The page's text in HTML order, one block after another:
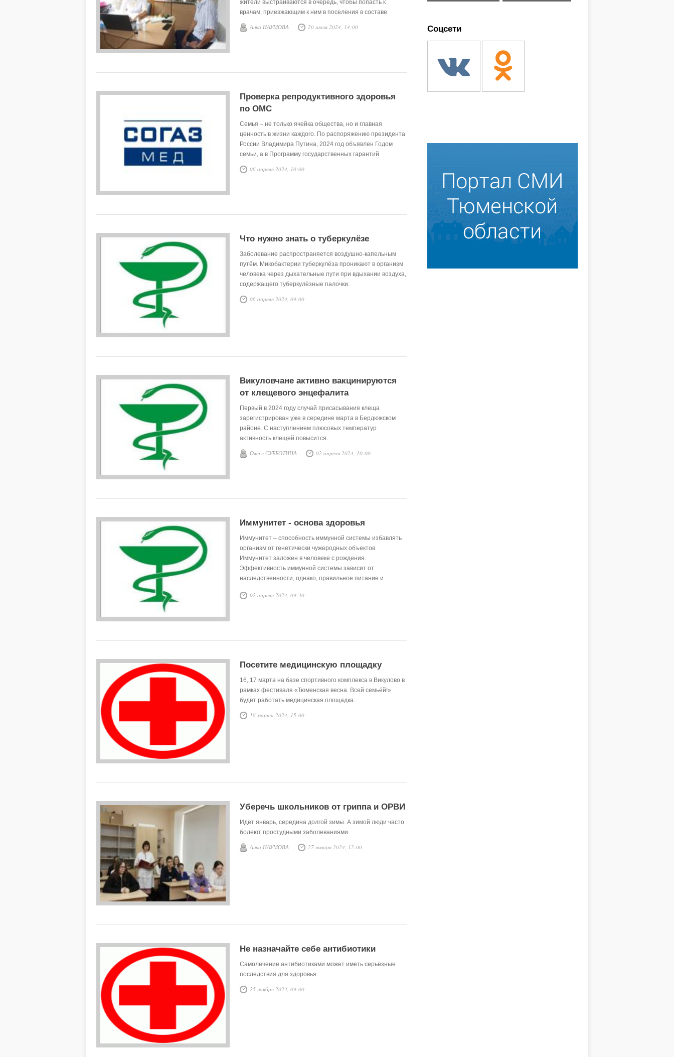
жители выстраиваются в очередь, чтобы попасть к
врачам, приезжающим к ним в поселения в составе
«Автопоезда здоровья». С 15 июля такой «поезд»
отправился курсировать по деревням Викуловского
Анна НАУМОВА 20 июля 2024, 14:00
Проверка репродуктивного здоровья
по ОМС
Семья – не только ячейка общества, но и главная
ценность в жизни каждого. По распоряжению президента
России Владимира Путина, 2024 год объявлен Годом
семьи, а в Программу государственных гарантий
бесплатного оказания гражданам медицинской помощи
на 2024 г. и на плановый период 2025 и 2026 гг. (ПГГ)
рассказывают эксперты страховой компании «СОГАЗ-
06 апреля 2024, 10:00
Что нужно знать о туберкулёзе
Заболевание распространяется воздушно-капельным
путём. Микобактерии туберкулёза проникают в организм
человека через дыхательные пути при вдыхании воздуха,
содержащего туберкулёзные палочки.
06 апреля 2024, 09:00
Викуловчане активно вакцинируются
от клещевого энцефалита
Первый в 2024 году случай присасывания клеща
зарегистрирован уже в середине марта в Бердюжском
районе. С наступлением плюсовых температур
активность клещей повысится.
Олеся СУББОТИНА 02 апреля 2024, 10:00
Иммунитет - основа здоровья
Иммунитет – способность иммунной системы избавлять
организм от генетически чужеродных объектов.
Иммунитет заложен в человеке с рождения.
Эффективность иммунной системы зависит от
наследственности, однако, правильное питание и
активность.
02 апреля 2024, 09:30
Посетите медицинскую площадку
16, 17 марта на базе спортивного комплекса в Викулово в
рамках фестиваля «Тюменская весна. Всей семьёй!»
будет работать медицинская площадка.
16 марта 2024, 15:00
Уберечь школьников от гриппа и ОРВИ
Идёт январь, середина долгой зимы. А зимой люди часто
болеют простудными заболеваниями.
Анна НАУМОВА 27 января 2024, 12:00
Не назначайте себе антибиотики
Самолечение антибиотиками может иметь серьёзные
последствия для здоровья.
25 ноября 2023, 09:00
Соцсети